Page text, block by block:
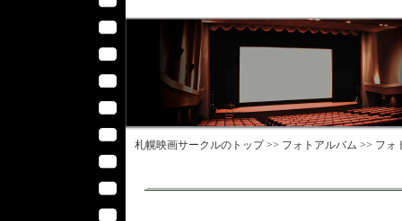
札幌映画サークルのトップ >> フォトアルバム >> フォ